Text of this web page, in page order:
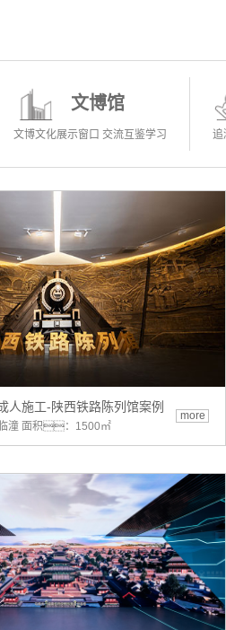
文博馆
文博文化展示窗口 交流互鉴学习 追
人施工-陕西铁路陈列馆案例
潼 面积：1500㎡
more